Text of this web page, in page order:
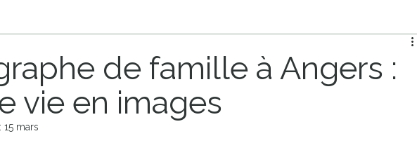
de famille à Angers :
vie en images
15 mars